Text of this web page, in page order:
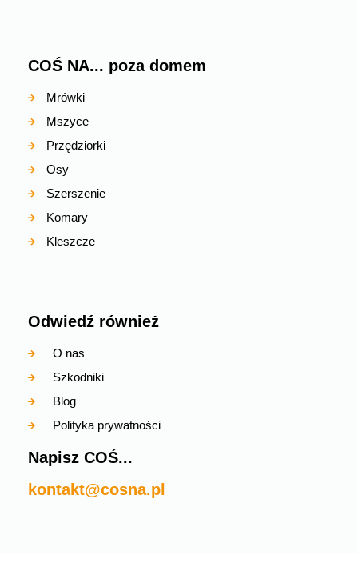
COŚ NA... poza domem
Mrówki
Mszyce
Przędziorki
Osy
Szerszenie
Komary
Kleszcze
Odwiedź również
O nas
Szkodniki
Blog
Polityka prywatności
Napisz COŚ...
kontakt@cosna.pl